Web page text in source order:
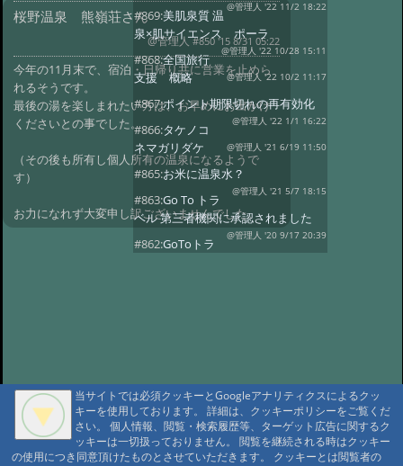
桜野温泉 熊嶺荘さん
@管理人#850 '15 8/31 05:22
今年の11月末で、宿泊・日帰り共に営業を止めら
れるそうです。
最後の湯を楽しまれたい方は、お早めにお出かけ
くださいとの事でした。
（その後も所有し個人所有の温泉になるようで
す）
お力になれず大変申し訳ございませんでした。
@管理人 '22 11/2 18:22
#869:美肌泉質 温
泉×肌サイエンス ポーラ
@管理人 '22 10/28 15:11
#868:全国旅行
支援 概略
@管理人 '22 10/2 11:17
#867:ポイント期限切れの再有効化
@管理人 '22 1/1 16:22
#866:タケノコ
ネマガリダケ
@管理人 '21 6/19 11:50
#865:お米に温泉水？
@管理人 '21 5/7 18:15
#863:Go To トラ
ベル 第三者機関に承認されました
@管理人 '20 9/17 20:39
#862:GoToトラ
@ '18 9/6 07:25
#857:立山新湯上の監視
カメラのような
@ '18 8/7 07:39
#856: 冷泉小屋を買い取って下さる
当サイトでは必須クッキーとGoogleアナリティクスによるクッ
キーを使用しております。 詳細は、クッキーポリシーをご覧くだ
さい。 個人情報、閲覧・検索履歴等、ターゲット広告に関するク
ッキーは一切扱っておりません。 閲覧を継続される時はクッキー
の使用につき同意頂けたものとさせていただきます。 クッキーとは閲覧者の